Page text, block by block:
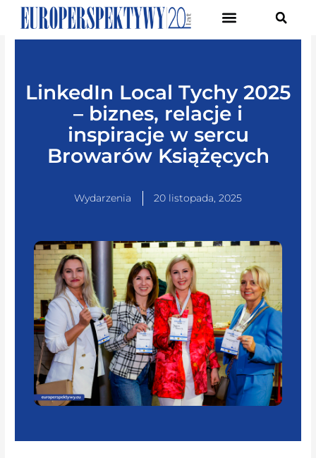
LinkedIn Local Tychy 2025
– biznes, relacje i
inspiracje w sercu
Browarów Książęcych
Wydarzenia 20 listopada, 2025